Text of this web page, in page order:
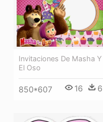
Invitaciones De Masha Y
El Oso
850*607 16 6